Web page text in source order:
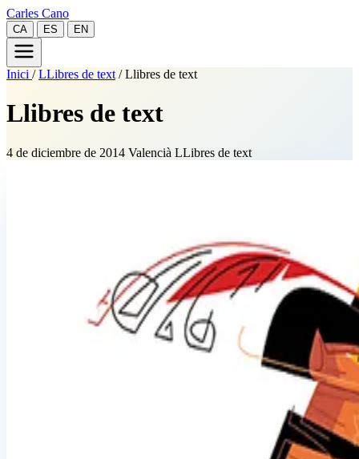
Carles Cano
CA ES EN
Inici / LLibres de text / Llibres de text
Llibres de text
4 de diciembre de 2014 Valencià LLibres de text